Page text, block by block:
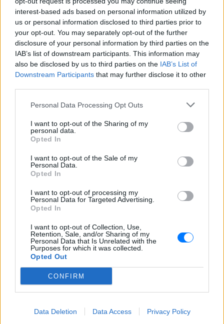
interest-based ads based on personal information utilized by
us or personal information disclosed to third parties prior to
your opt-out. You may separately opt-out of the further
disclosure of your personal information by third parties on the
IAB’s list of downstream participants. This information may
also be disclosed by us to third parties on the IAB’s List of
Downstream Participants that may further disclose it to other
Personal Data Processing Opt Outs
I want to opt-out of the Sharing of my
personal data.
Opted In
I want to opt-out of the Sale of my
Personal Data.
Opted In
I want to opt-out of processing my
Personal Data for Targeted Advertising.
Opted In
I want to opt-out of Collection, Use,
Retention, Sale, and/or Sharing of my
Personal Data that Is Unrelated with the
Purposes for which it was collected.
Opted Out
CONFIRM
Data Deletion Data Access Privacy Policy
ΣΤΗΝ ΙΔΙΑ ΚΑΤΗΓΟΡΙΑ
Η Γαρυφαλλιά Καληφώνη στην
Πάρο με μαύρο μπικίνι ‑ δείτε
τις πόζες της
ΣΉΜΕΡΑ
από τις καλοκαιρινές της διακοπές στο
Ιωάννα Τούνη: «Έβγαλα όλο το
βράδυ στο νοσοκομείο με ορούς
Η επιχειρηματίας έπαθε τροφική
Ατύχημα για τον Ιβάν Σβιτάιλο
δυνατός»
ΧΤΕΣ
Ο ηθοποιός και χορευτής μοιράστηκε
πρόσφατη εξέτασή του, με ένα μήνυμα